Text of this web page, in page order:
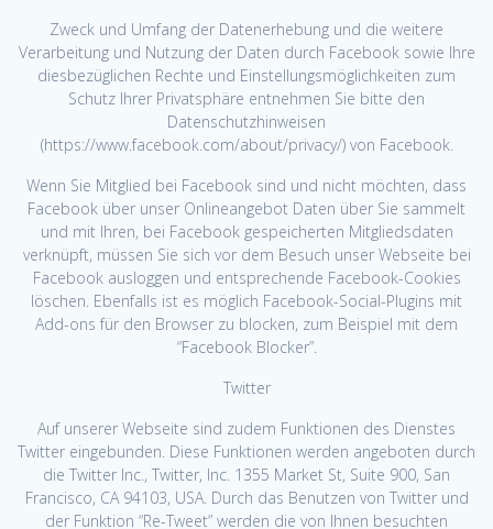
Zweck und Umfang der Datenerhebung und die weitere
Verarbeitung und Nutzung der Daten durch Facebook sowie Ihre
diesbezüglichen Rechte und Einstellungsmöglichkeiten zum
Schutz Ihrer Privatsphäre entnehmen Sie bitte den
Datenschutzhinweisen
(https://www.facebook.com/about/privacy/) von Facebook.
Wenn Sie Mitglied bei Facebook sind und nicht möchten, dass
Facebook über unser Onlineangebot Daten über Sie sammelt
und mit Ihren, bei Facebook gespeicherten Mitgliedsdaten
verknüpft, müssen Sie sich vor dem Besuch unser Webseite bei
Facebook ausloggen und entsprechende Facebook-Cookies
löschen. Ebenfalls ist es möglich Facebook-Social-Plugins mit
Add-ons für den Browser zu blocken, zum Beispiel mit dem
“Facebook Blocker”.
Twitter
Auf unserer Webseite sind zudem Funktionen des Dienstes
Twitter eingebunden. Diese Funktionen werden angeboten durch
die Twitter Inc., Twitter, Inc. 1355 Market St, Suite 900, San
Francisco, CA 94103, USA. Durch das Benutzen von Twitter und
der Funktion “Re-Tweet” werden die von Ihnen besuchten